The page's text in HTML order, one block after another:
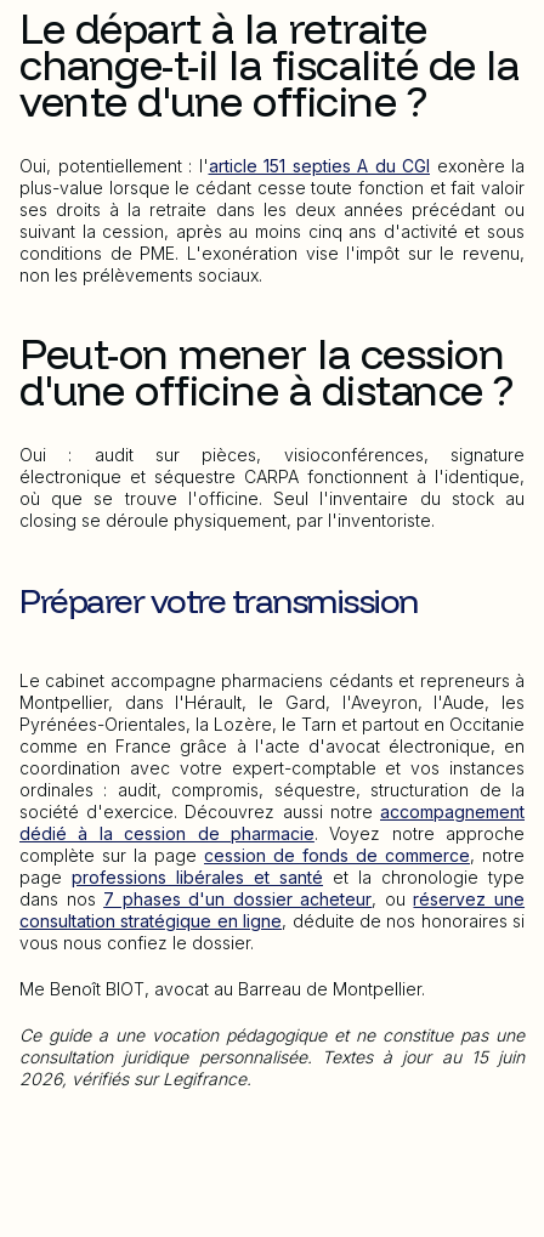
Le départ à la retraite
change-t-il la fiscalité de la
vente d'une officine ?
Oui, potentiellement : l'article 151 septies A du CGI exonère la
plus-value lorsque le cédant cesse toute fonction et fait valoir
ses droits à la retraite dans les deux années précédant ou
suivant la cession, après au moins cinq ans d'activité et sous
conditions de PME. L'exonération vise l'impôt sur le revenu,
non les prélèvements sociaux.
Peut-on mener la cession
d'une officine à distance ?
Oui : audit sur pièces, visioconférences, signature
électronique et séquestre CARPA fonctionnent à l'identique,
où que se trouve l'officine. Seul l'inventaire du stock au
closing se déroule physiquement, par l'inventoriste.
Préparer votre transmission
Le cabinet accompagne pharmaciens cédants et repreneurs à
Montpellier, dans l'Hérault, le Gard, l'Aveyron, l'Aude, les
Pyrénées-Orientales, la Lozère, le Tarn et partout en Occitanie
comme en France grâce à l'acte d'avocat électronique, en
coordination avec votre expert-comptable et vos instances
ordinales : audit, compromis, séquestre, structuration de la
société d'exercice. Découvrez aussi notre accompagnement
dédié à la cession de pharmacie. Voyez notre approche
complète sur la page cession de fonds de commerce, notre
page professions libérales et santé et la chronologie type
dans nos 7 phases d'un dossier acheteur, ouréservez une
consultation stratégique en ligne, déduite de nos honoraires si
vous nous confiez le dossier.
Me Benoît BIOT, avocat au Barreau de Montpellier.
Ce guide a une vocation pédagogique et ne constitue pas une
consultation juridique personnalisée. Textes à jour au 15 juin
2026, vérifiés sur Legifrance.